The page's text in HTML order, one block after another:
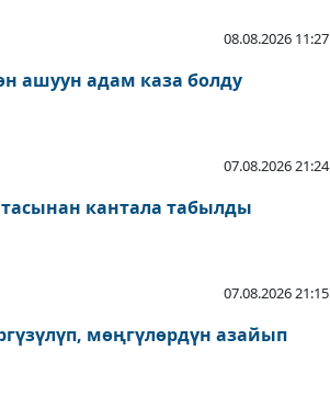
08.08.2026 11:27
ашуун адам каза болду
07.08.2026 21:24
кантала табылды
07.08.2026 21:15
мөңгүлөрдүн азайып